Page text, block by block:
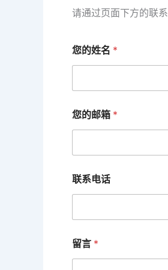
请通过页面下方的联
您的姓名 *
您的邮箱 *
联系电话
留言 *